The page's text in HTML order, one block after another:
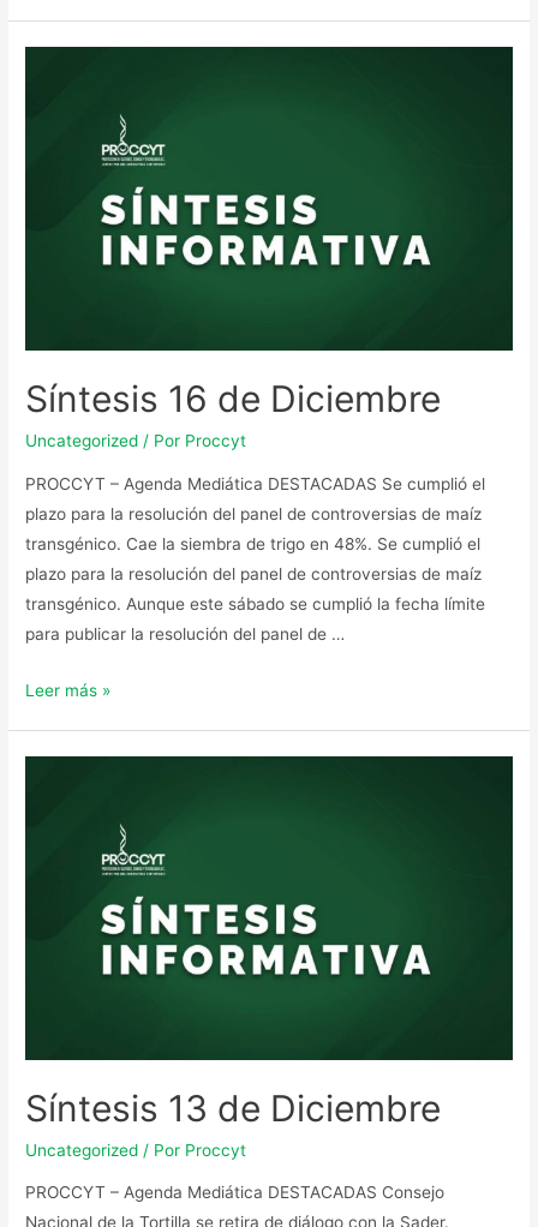
Síntesis 16 de Diciembre
Uncategorized / Por Proccyt
PROCCYT – Agenda Mediática DESTACADAS Se cumplió el
plazo para la resolución del panel de controversias de maíz
transgénico. Cae la siembra de trigo en 48%. Se cumplió el
plazo para la resolución del panel de controversias de maíz
transgénico. Aunque este sábado se cumplió la fecha límite
para publicar la resolución del panel de …
Leer más »
Síntesis 13 de Diciembre
Uncategorized / Por Proccyt
PROCCYT – Agenda Mediática DESTACADAS Consejo
Nacional de la Tortilla se retira de diálogo con la Sader.